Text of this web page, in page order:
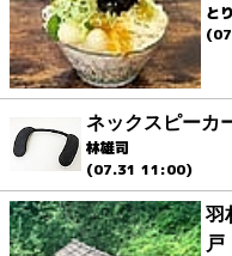
と
ネックスピーカ
林雄司
(07.31 11:00)
羽
戸